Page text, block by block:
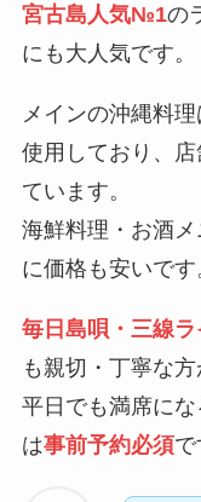
宮古島人気№1の
にも大人気です。
メインの沖縄料理
使用しており、
ています。
海鮮料理・お酒
に価格も安いです
毎日島唄・三線
も親切・丁寧な方
平日でも満席に
は事前予約必須で